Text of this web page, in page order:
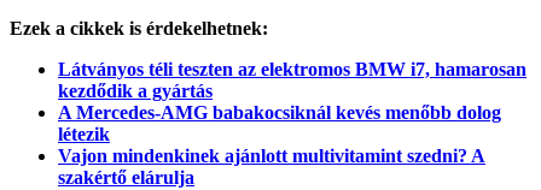
Ezek a cikkek is érdekelhetnek:
Látványos téli teszten az elektromos BMW i7, hamarosan
kezdődik a gyártás
A Mercedes-AMG babakocsiknál kevés menőbb dolog
létezik
Vajon mindenkinek ajánlott multivitamint szedni? A
szakértő elárulja